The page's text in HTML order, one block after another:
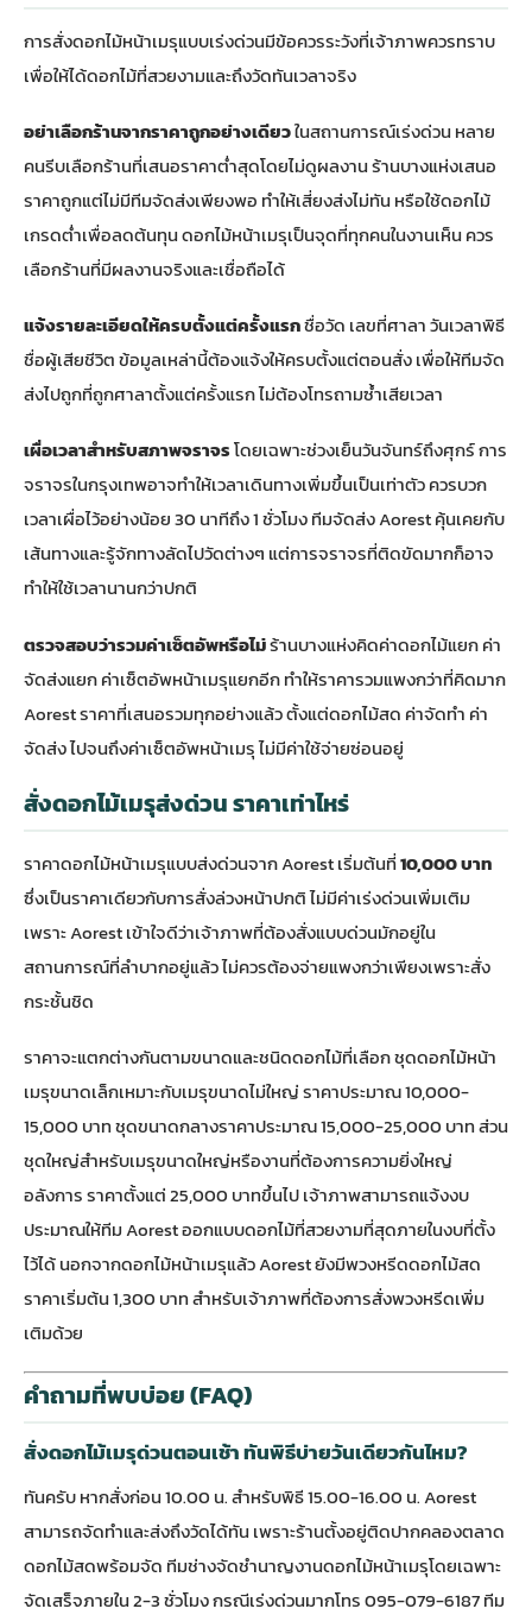
การสั่งดอกไม้หน้าเมรุแบบเร่งด่วนมีข้อควรระวังที่เจ้าภาพควรทราบ
เพื่อให้ได้ดอกไม้ที่สวยงามและถึงวัดทันเวลาจริง
อย่าเลือกร้านจากราคาถูกอย่างเดียวในสถานการณ์เร่งด่วน หลาย
คนรีบเลือกร้านที่เสนอราคาต่ำสุดโดยไม่ดูผลงาน ร้านบางแห่งเสนอ
ราคาถูกแต่ไม่มีทีมจัดส่งเพียงพอ ทำให้เสี่ยงส่งไม่ทัน หรือใช้ดอกไม้
เกรดต่ำเพื่อลดต้นทุน ดอกไม้หน้าเมรุเป็นจุดที่ทุกคนในงานเห็น ควร
เลือกร้านที่มีผลงานจริงและเชื่อถือได้
แจ้งรายละเอียดให้ครบตั้งแต่ครั้งแรกชื่อวัด เลขที่ศาลา วันเวลาพิธี
ชื่อผู้เสียชีวิต ข้อมูลเหล่านี้ต้องแจ้งให้ครบตั้งแต่ตอนสั่ง เพื่อให้ทีมจัด
ส่งไปถูกที่ถูกศาลาตั้งแต่ครั้งแรก ไม่ต้องโทรถามซ้ำเสียเวลา
เผื่อเวลาสำหรับสภาพจราจรโดยเฉพาะช่วงเย็นวันจันทร์ถึงศุกร์ การ
จราจรในกรุงเทพอาจทำให้เวลาเดินทางเพิ่มขึ้นเป็นเท่าตัว ควรบวก
เวลาเผื่อไว้อย่างน้อย 30 นาทีถึง 1 ชั่วโมง ทีมจัดส่ง Aorest คุ้นเคยกับ
เส้นทางและรู้จักทางลัดไปวัดต่างๆ แต่การจราจรที่ติดขัดมากก็อาจ
ทำให้ใช้เวลานานกว่าปกติ
ตรวจสอบว่ารวมค่าเซ็ตอัพหรือไม่ร้านบางแห่งคิดค่าดอกไม้แยก ค่า
จัดส่งแยก ค่าเซ็ตอัพหน้าเมรุแยกอีก ทำให้ราคารวมแพงกว่าที่คิดมาก
Aorest ราคาที่เสนอรวมทุกอย่างแล้ว ตั้งแต่ดอกไม้สด ค่าจัดทำ ค่า
จัดส่ง ไปจนถึงค่าเซ็ตอัพหน้าเมรุ ไม่มีค่าใช้จ่ายซ่อนอยู่
สั่งดอกไม้เมรุส่งด่วน ราคาเท่าไหร่
ราคาดอกไม้หน้าเมรุแบบส่งด่วนจาก Aorest เริ่มต้นที่10,000 บาท
ซึ่งเป็นราคาเดียวกับการสั่งล่วงหน้าปกติ ไม่มีค่าเร่งด่วนเพิ่มเติม
เพราะ Aorest เข้าใจดีว่าเจ้าภาพที่ต้องสั่งแบบด่วนมักอยู่ใน
สถานการณ์ที่ลำบากอยู่แล้ว ไม่ควรต้องจ่ายแพงกว่าเพียงเพราะสั่ง
กระชั้นชิด
ราคาจะแตกต่างกันตามขนาดและชนิดดอกไม้ที่เลือก ชุดดอกไม้หน้า
เมรุขนาดเล็กเหมาะกับเมรุขนาดไม่ใหญ่ ราคาประมาณ 10,000-
15,000 บาท ชุดขนาดกลางราคาประมาณ 15,000-25,000 บาท ส่วน
ชุดใหญ่สำหรับเมรุขนาดใหญ่หรืองานที่ต้องการความยิ่งใหญ่
อลังการ ราคาตั้งแต่ 25,000 บาทขึ้นไป เจ้าภาพสามารถแจ้งงบ
ประมาณให้ทีม Aorest ออกแบบดอกไม้ที่สวยงามที่สุดภายในงบที่ตั้ง
ไว้ได้ นอกจากดอกไม้หน้าเมรุแล้ว Aorest ยังมีพวงหรีดดอกไม้สด
ราคาเริ่มต้น 1,300 บาท สำหรับเจ้าภาพที่ต้องการสั่งพวงหรีดเพิ่ม
เติมด้วย
คำถามที่พบบ่อย (FAQ)
สั่งดอกไม้เมรุด่วนตอนเช้า ทันพิธีบ่ายวันเดียวกันไหม?
ทันครับ หากสั่งก่อน 10.00 น. สำหรับพิธี 15.00-16.00 น. Aorest
สามารถจัดทำและส่งถึงวัดได้ทัน เพราะร้านตั้งอยู่ติดปากคลองตลาด
ดอกไม้สดพร้อมจัด ทีมช่างจัดชำนาญงานดอกไม้หน้าเมรุโดยเฉพาะ
จัดเสร็จภายใน 2-3 ชั่วโมง กรณีเร่งด่วนมากโทร 095-079-6187 ทีม